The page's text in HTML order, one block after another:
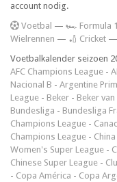
account nodig.
Voetbal — 🏎️ Formula 1
Wielrennen — 🏏 Cricket —
Voetbalkalender seizoen
AFC Champions League -
Nacional B - Argentine
League - Beker - Beker
Bundesliga - Bundesliga
Champions League -
Champions League -
Women's Super League -
Chinese Super League -
- Copa América - Copa